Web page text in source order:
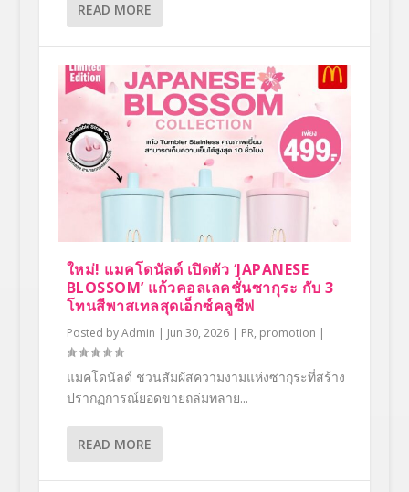
READ MORE
ใหม่! แมคโดนัลด์ เปิดตัว ‘JAPANESE
BLOSSOM’ แก้วคอลเลคชั่นซากุระ กับ 3
โทนสีพาสเทลสุดเอ็กซ์คลูซีฟ
Posted byAdmin | Jun 30, 2026| PR, promotion |
แมคโดนัลด์ ชวนสัมผัสความงามแห่งซากุระที่สร้าง
ปรากฏการณ์ยอดขายถล่มทลาย...
READ MORE